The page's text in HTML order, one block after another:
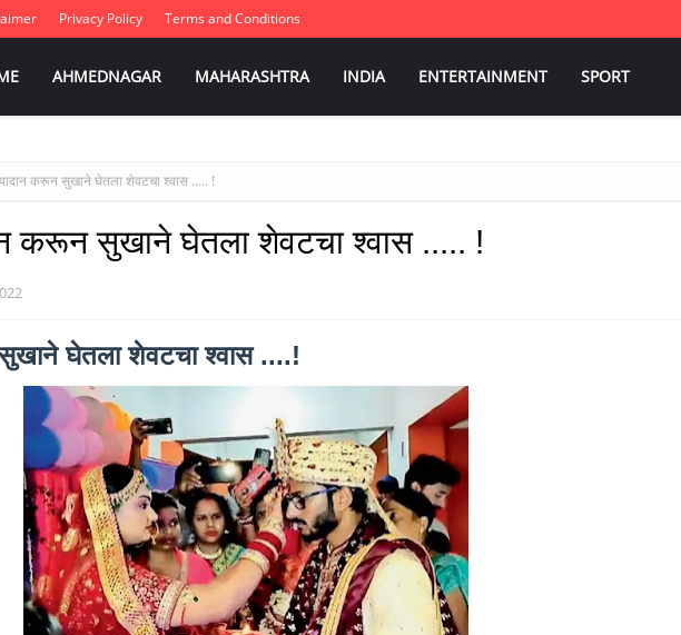
Privacy Policy Terms and Conditions
AHMEDNAGAR MAHARASHTRA INDIA ENTERTAINMENT SPORT
करून सुखाने घेतला शेवटचा श्वास ..... !
करून सुखाने घेतला शेवटचा श्वास ..... !
घेतला शेवटचा श्वास ....!